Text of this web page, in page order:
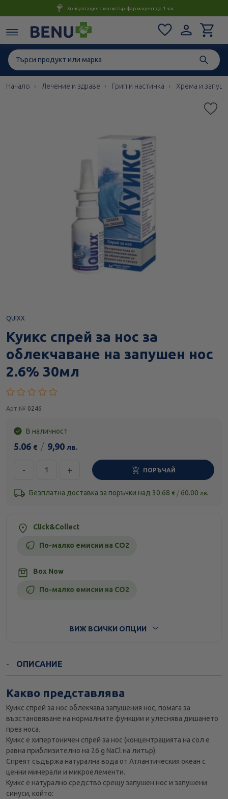
Консултация с магистър-фармацевт до 1 час
Начало Лечение и здраве Грип и настинка Хрема и
QUIXX
Куикс спрей за нос за
облекчаване на запушен нос
2.6% 30мл
Арт.№ 0246
В наличност
5.06 € / 9,90 лв.
- + ПОРЪЧАЙ
Безплатна доставка за поръчки над 30.68 € / 60.00 лв.
Click&Collect
По-малко емисии на CO2
Box Now
По-малко емисии на CO2
ВИЖ ВСИЧКИ ОПЦИИ
ОПИСАНИЕ
Какво представлява
Куикс спрей за нос облекчава запушения нос, помага за
възстановяване на нормалните функции и улеснява дишането
през носа.
Куикс е хипертоничен спрей за нос (концентрацията на сол е
равна приблизително на 26 g NaCl на литър).
Спреят съдържа натурална вода от Атлантическия океан с
ценни минерали и микроелементи.
Куикс е натурално средство срещу запушен нос и запушени
синуси, който: